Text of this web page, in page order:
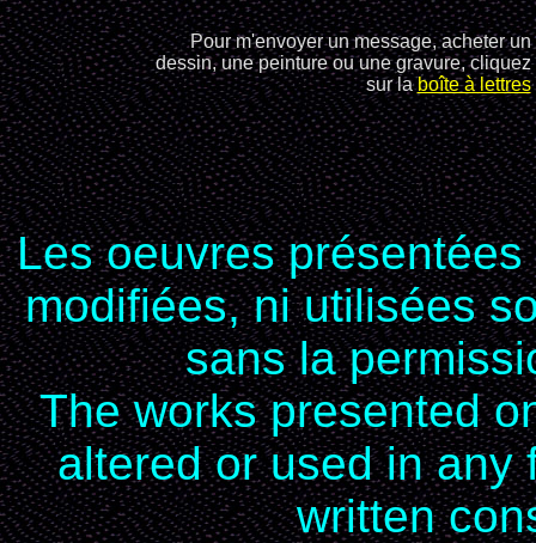
Pour m'envoyer un message, acheter un
dessin, une peinture ou une gravure, cliquez
sur laboîte à lettres
Les oeuvres
modifiées, ni utilisées
sans la
The works presented
altered or used in any
written